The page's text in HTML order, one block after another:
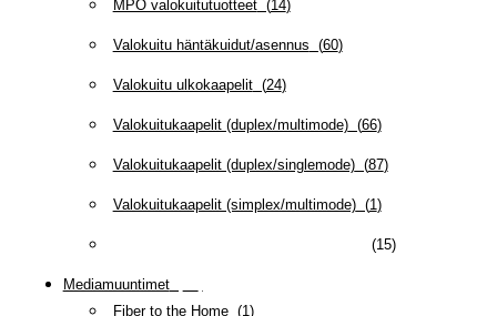
MPO valokuitutuotteet(14)
Valokuitu häntäkuidut/asennus (60)
Valokuitu ulkokaapelit(24)
Valokuitukaapelit (duplex/multimode)(66)
Valokuitukaapelit (duplex/singlemode)(87)
Valokuitukaapelit (simplex/multimode)(1 )
(15)
Mediamuuntimet(
Fiber to the Home(1 )